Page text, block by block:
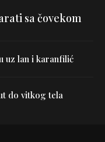
sa čovekom
uz lan i karanfilić
do vitkog tela